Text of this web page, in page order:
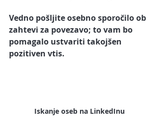
Vedno pošljite osebno sporočilo ob
zahtevi za povezavo; to vam bo
pomagalo ustvariti takojšen
pozitiven vtis.
Iskanje oseb na LinkedInu